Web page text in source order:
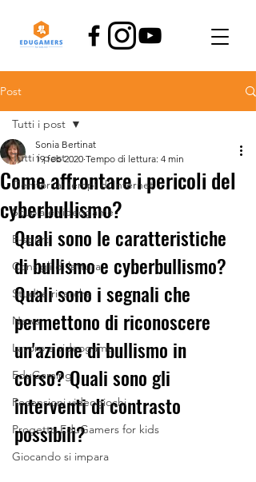
Post
Tutti i post
Genitori ai tempi di Internet
Scuola e videogame
E-sport
Consigli di lettura
Studi e ricerche
News
Lavoro e videogame
EduGaming
Recensioni videogiochi
Progetto EduGamers for kids
Giocando si impara
Tutti i post
Come affrontare i pericoli del
cyberbullismo?
Sonia Bertinat
19 feb 2020 Tempo di lettura: 4 min
Quali sono le caratteristiche
di bullismo e cyberbullismo?
Quali sono i segnali che
permettono di riconoscere
un'azione di bullismo in
corso? Quali sono gli
interventi di contrasto
possibili?